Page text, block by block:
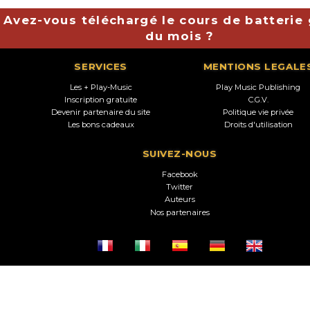
Avez-vous téléchargé le cours de batterie
du mois ?
SERVICES
Les + Play-Music
Inscription gratuite
Devenir partenaire du site
Les bons cadeaux
MENTIONS
Play Music Publishing
C.G.V.
Politique vie privée
Droits d'utilisation
SUIVEZ-NOUS
Facebook
Twitter
Auteurs
Nos partenaires